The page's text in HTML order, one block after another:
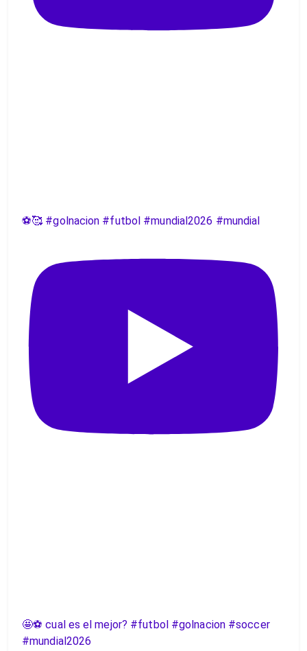
⚽️🥰 #golnacion #futbol #mundial2026 #mundial
🤩⚽️ cual es el mejor? #futbol #golnacion #soccer
#mundial2026